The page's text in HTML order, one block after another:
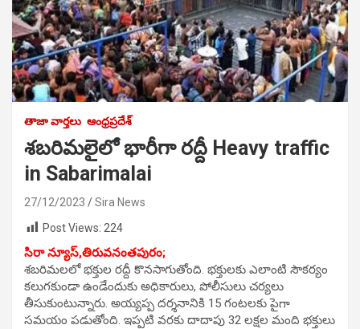
తాజా వార్తలు ఆంధ్రప్రదేశ్
శబరిమలైలో భారీగా రద్దీ Heavy traffic
in Sabarimalai
27/12/2023
Sira News
Post Views: 224
సిరా న్యూస్,తిరువనంతపురం;
శబరిమలలో భక్తుల రద్దీ కొనసాగుతోంది. భక్తులకు ఎలాంటి సౌకర్యం
కలుగకుండా ఉండేందుకు అధికారులు, పోలీసులు చర్యలు
తీసుకుంటున్నారు. అయ్యప్ప దర్శనానికి 15 గంటలకు పైగా
సమయం పడుతోంది. ఇప్పటి వరకు దాదాపు 32 లక్షల మంది భక్తులు